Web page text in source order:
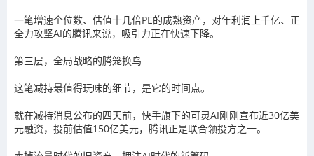
一笔增速个位数、估值十几倍PE的成熟资产，对年利润上千亿、正
全力攻坚AI的腾讯来说，吸引力正在快速下降。
第三层，全局战略的腾笼换鸟
这笔减持最值得玩味的细节，是它的时间点。
就在减持消息公布的四天前，快手旗下的可灵AI刚刚宣布近30亿美
元融资，投前估值150亿美元，腾讯正是联合领投方之一。